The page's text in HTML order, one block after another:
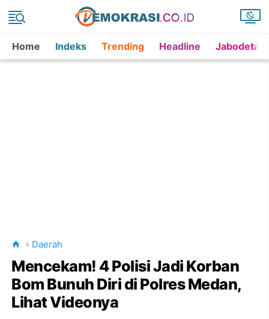
Home Indeks Trending Headline
Daerah
Mencekam! 4 Polisi Jadi Korban
Bom Bunuh Diri di Polres Medan,
Lihat Videonya